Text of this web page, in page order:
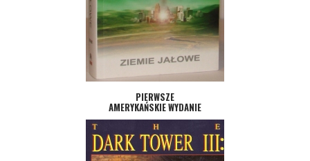
PIERWSZE
AMERYKAŃSKIE WYDANIE